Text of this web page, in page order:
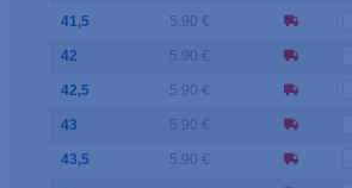
41,5 5.90 €
42 5.90 €
42,5 5.90 €
43 5.90 €
43,5 5.90 €